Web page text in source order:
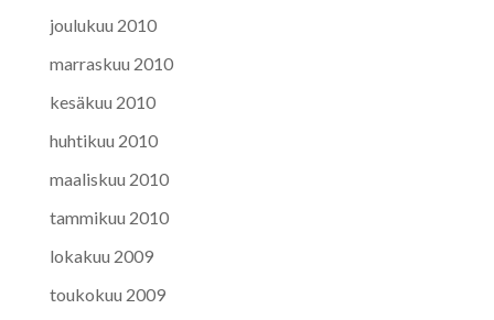
joulukuu 2010
marraskuu 2010
kesäkuu 2010
huhtikuu 2010
maaliskuu 2010
tammikuu 2010
lokakuu 2009
toukokuu 2009